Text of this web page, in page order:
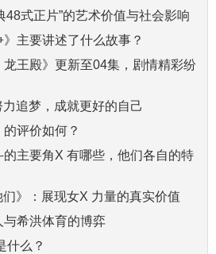
48式正片”的艺术价值与社会影响
主要讲述了什么故事？
王殿》更新至04集，剧情精彩纷
追梦，成就更好的自己
评价如何？
主要角X 有哪些，他们各自的特
》：展现女X 力量的真实价值
希洪体育的博弈
什么？